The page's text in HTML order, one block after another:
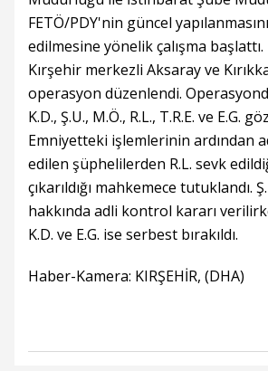
FETÖ/PDY'nin güncel
edilmesine yönelik çalışma
Kırşehir merkezli Aksaray ve
operasyon düzenlendi.
K.D., Ş.U., M.Ö., R.L., T.R.E. ve E.G.
Emniyetteki işlemlerinin ardından
edilen şüphelilerden R.L. sevk
çıkarıldığı mahkemece tutuklandı.
hakkında adli kontrol kararı
K.D. ve E.G. ise serbest bırakıldı.
Haber-Kamera: KIRŞEHİR, (DHA)